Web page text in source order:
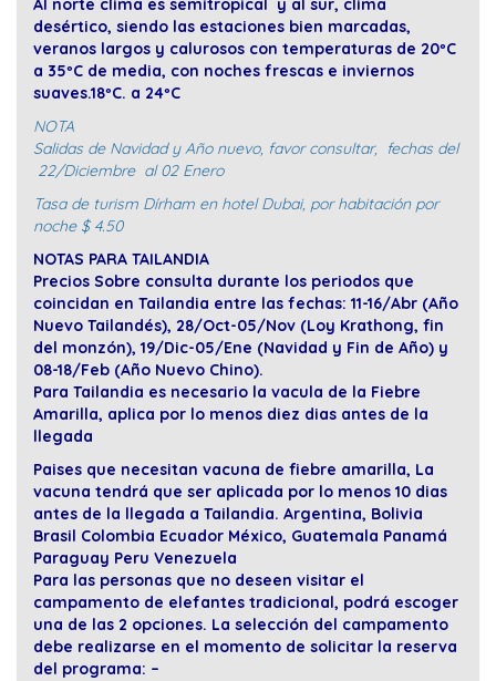
Al norte clima es semitropical y al sur, clima
desértico, siendo las estaciones bien marcadas,
veranos largos y calurosos con temperaturas de 20ºC
a 35ºC de media, con noches frescas e inviernos
suaves.18ºC. a 24ºC
NOTA
Salidas de Navidad y Año nuevo, favor consultar, fechas del
22/Diciembre al 02 Enero
Tasa de turism Dírham en hotel Dubai, por habitación por
noche $ 4.50
NOTAS PARA TAILANDIA
Precios Sobre consulta durante los periodos que
coincidan en Tailandia entre las fechas: 11-16/Abr (Año
Nuevo Tailandés), 28/Oct-05/Nov (Loy Krathong, fin
del monzón), 19/Dic-05/Ene (Navidad y Fin de Año) y
08-18/Feb (Año Nuevo Chino).
Para Tailandia es necesario la vacula de la Fiebre
Amarilla, aplica por lo menos diez dias antes de la
llegada
Paises que necesitan vacuna de fiebre amarilla, La
vacuna tendrá que ser aplicada por lo menos 10 dias
antes de la llegada a Tailandia. Argentina, Bolivia
Brasil Colombia Ecuador México, Guatemala Panamá
Paraguay Peru Venezuela
Para las personas que no deseen visitar el
campamento de elefantes tradicional, podrá escoger
una de las 2 opciones. La selección del campamento
debe realizarse en el momento de solicitar la reserva
del programa: –